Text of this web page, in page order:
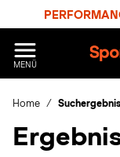
MENÜ
p
r
S
Home